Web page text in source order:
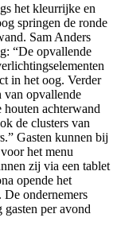
het kleurrijke en
springen de ronde
Sam Anders
“De opvallende
in het oog. Verder
van opvallende
achterwand
de clusters van
Gasten kunnen bij
het menu
zij via een tablet
opende het
De ondernemers
per avond